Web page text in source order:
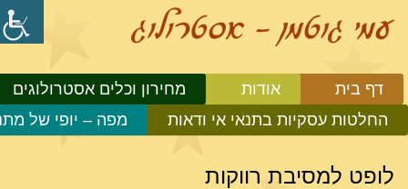
דף בית אודות
מחירון וכלים אסטרולוגים
החלטות עסקיות בתנאי אי ודאות
מפה – יופי של
לופט למסיבת רווקות